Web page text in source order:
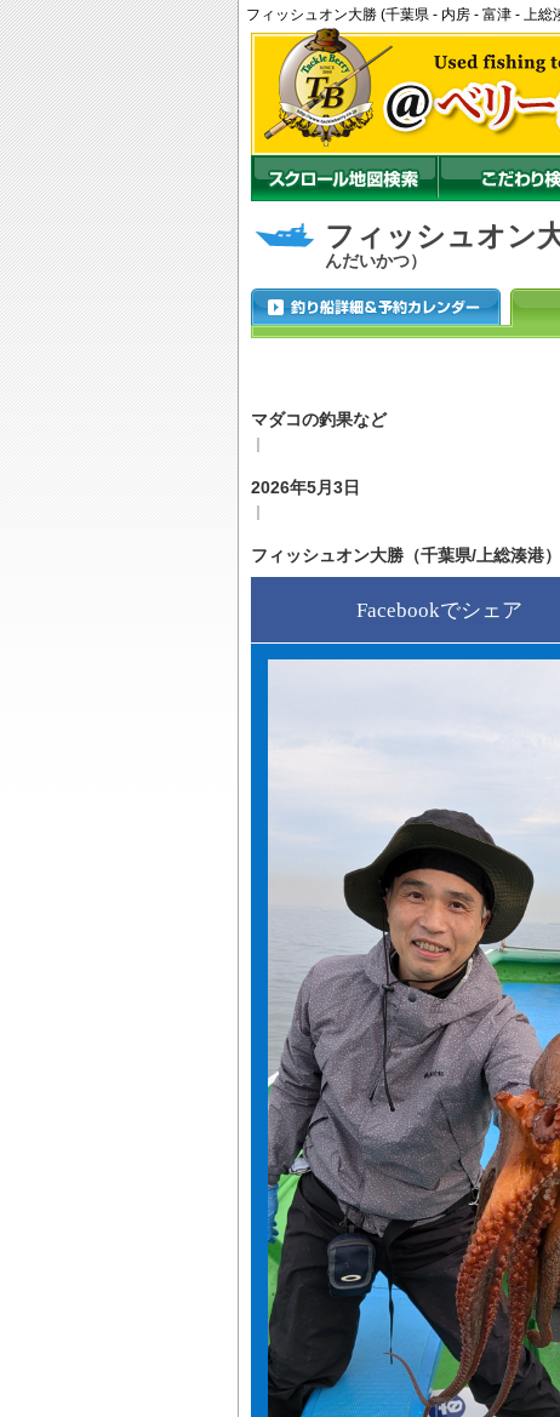
フィッシュオン大勝 (千葉県 - 内房 - 富津 - 上
フィッシュオン
んだいかつ）
マダコの釣果など
2026年5月3日
フィッシュオン大勝（千葉県/上総湊港）
Facebookでシェア